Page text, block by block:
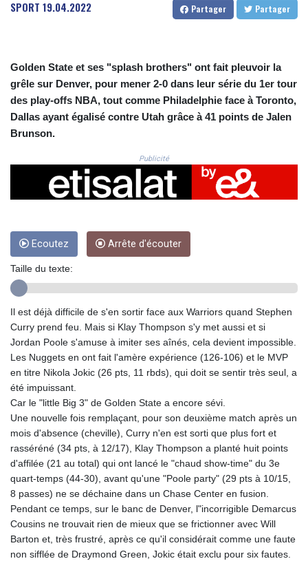
CRC 525.509359
CUC 1.156136
CZK 24.258158
DJF 205.46888
DKK 7.477932
DOP 67.345355
DZD 153.688625
ERN 17.342035
ETB 184.982115
FJD 2.553384
FKP 0.859288
GEL 3.017966
GGP 0.859288
GHS 13.596606
GMD 84.980421
GNF 10145.090599
GTQ 8.820142
GYD 241.849406
HKD 9.067746
HNL 31.077375
HRK 7.536622
HTG 151.150865
HUF 363.096405
IDR 20580.370421
ILS 3.468234
IMP 0.859288
INR 109.992259
IQD 1515.115748
IRR
1590322.371805
ISK 142.598215
JEP 0.859288
SPORT 19.04.2022 Partager Partager
Golden State et ses "splash brothers" ont fait pleuvoir la
grêle sur Denver, pour mener 2-0 dans leur série du 1er tour
des play-offs NBA, tout comme Philadelphie face à Toronto,
Dallas ayant égalisé contre Utah grâce à 41 points de Jalen
Brunson.
Publicité
Ecoutez Arrête d'écouter
Taille du texte:
Il est déjà difficile de s'en sortir face aux Warriors quand Stephen
Curry prend feu. Mais si Klay Thompson s'y met aussi et si
Jordan Poole s'amuse à imiter ses aînés, cela devient impossible.
Les Nuggets en ont fait l'amère expérience (126-106) et le MVP
en titre Nikola Jokic (26 pts, 11 rbds), qui doit se sentir très seul, a
été impuissant.
Car le "little Big 3" de Golden State a encore sévi.
Une nouvelle fois remplaçant, pour son deuxième match après un
mois d'absence (cheville), Curry n'en est sorti que plus fort et
rasséréné (34 pts, à 12/17), Klay Thompson a planté huit points
d'affilée (21 au total) qui ont lancé le "chaud show-time" du 3e
quart-temps (44-30), avant qu'une "Poole party" (29 pts à 10/15,
8 passes) ne se déchaine dans un Chase Center en fusion.
Pendant ce temps, sur le banc de Denver, l"incorrigible Demarcus
Cousins ne trouvait rien de mieux que se frictionner avec Will
Barton et, très frustré, après ce qu'il considérait comme une faute
non sifflée de Draymond Green, Jokic était exclu pour six fautes.